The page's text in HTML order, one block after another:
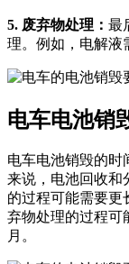
5. 废弃物处理： 最
理。例如，电解液
电车电池销
电车电池销毁的时
来说，电池回收和
的过程可能需要更
弃物处理的过程可
月。